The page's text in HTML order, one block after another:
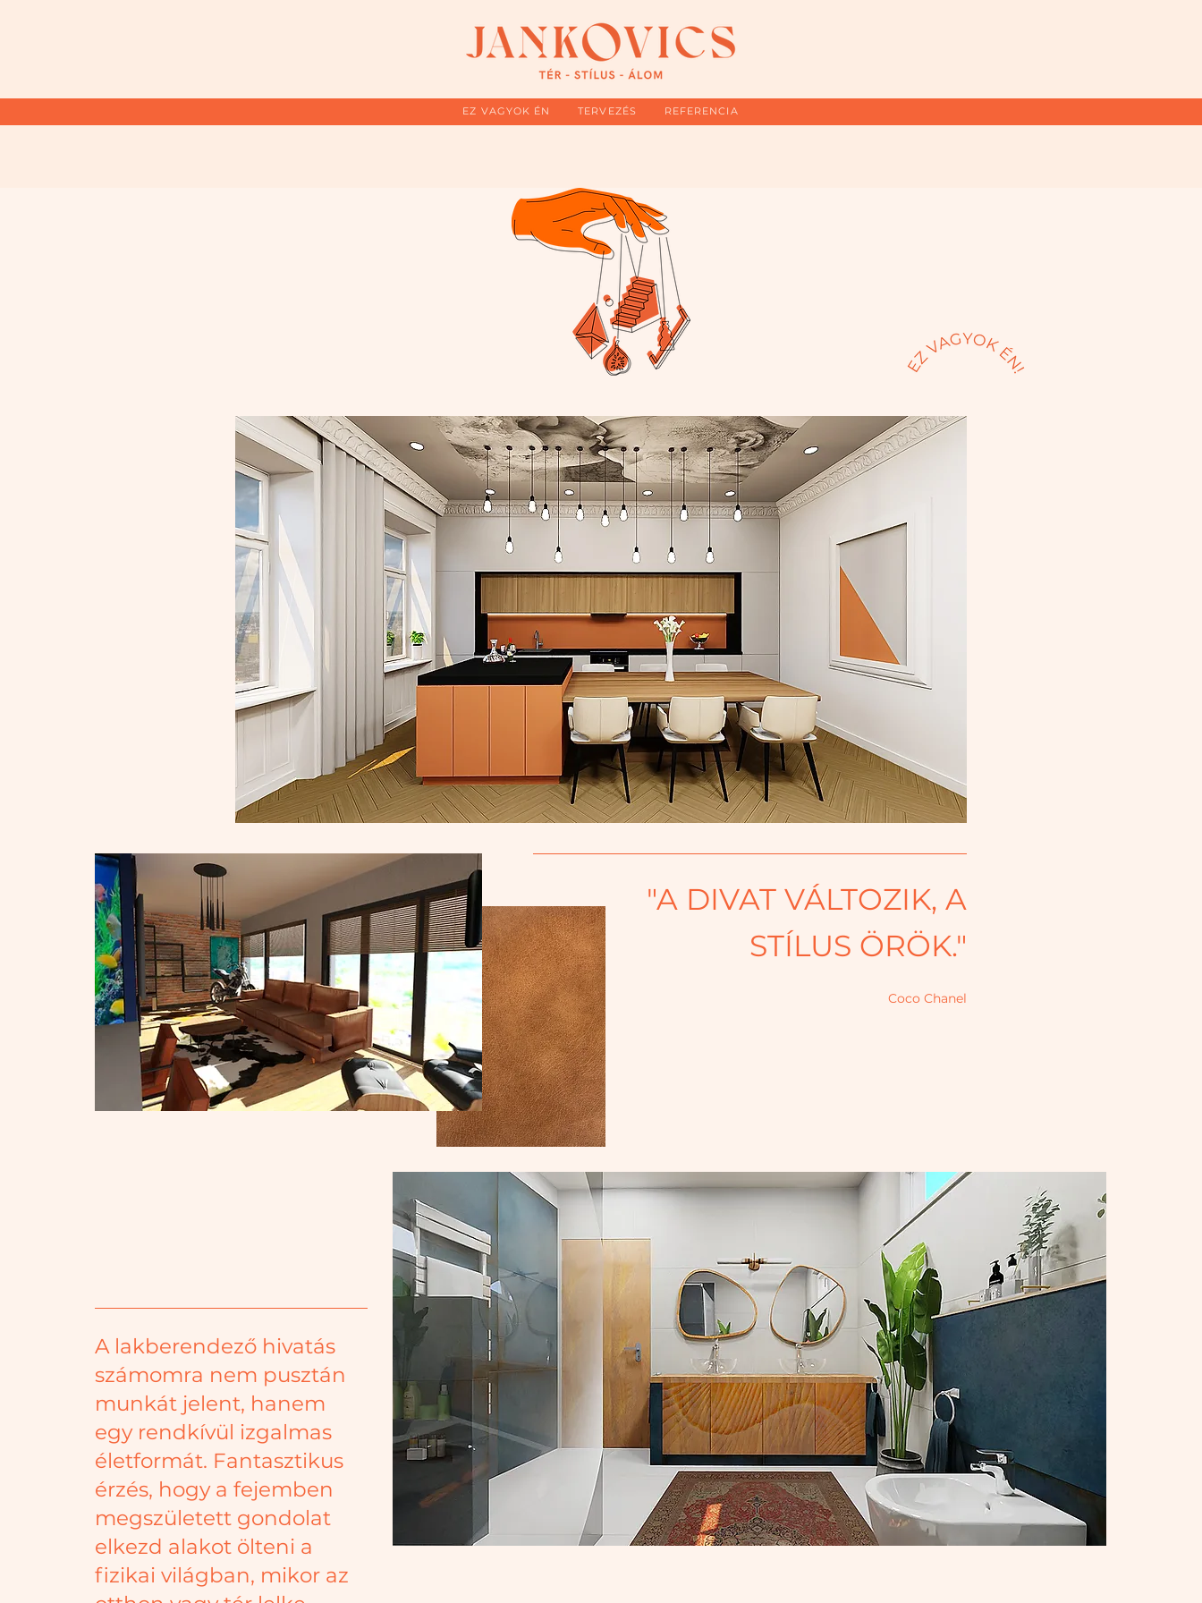
EZ VAGYOK ÉN TERVEZÉS REFERENCIA
"A DIVAT VÁLTOZIK, A
STÍLUS ÖRÖK."
Coco Chanel
A lakberendező hivatás
számomra nem pusztán
munkát jelent, hanem
egy rendkívül izgalmas
életformát. Fantasztikus
érzés, hogy a fejemben
megszületett gondolat
elkezd alakot ölteni a
fizikai világban, mikor az